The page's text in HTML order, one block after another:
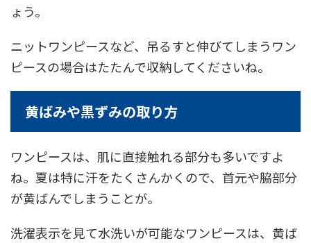
ょう。
ニットワンピースなど、吊るすと伸びてしまうワン
ピースの場合はたたんで収納してくださいね。
黄ばみや黒ずみの取り方
ワンピースは、肌に直接触れる部分も多いですよ
ね。夏は特に汗をたくさんかくので、首元や脇部分
が黄ばんでしまうことが。
洗濯表示を見て水洗いが可能なワンピースは、黄ば